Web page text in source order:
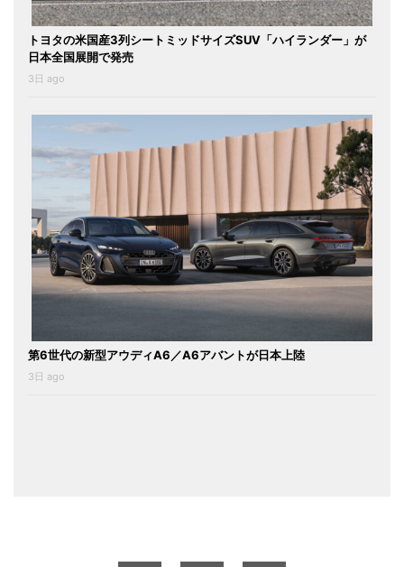
トヨタの米国産3列シートミッドサイズSUV「ハイランダー」が
日本全国展開で発売
3日 ago
第6世代の新型アウディA6／A6アバントが日本上陸
3日 ago